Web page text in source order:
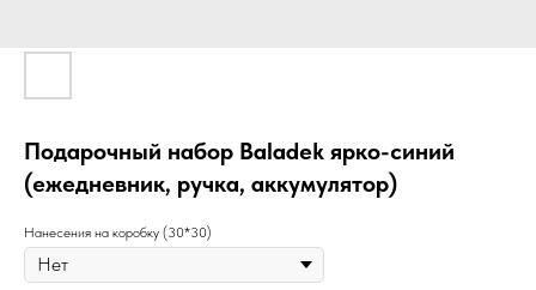
Подарочный набор Baladek ярко-синий
(ежедневник, ручка, аккумулятор)
Нанесения на коробку (30*30)